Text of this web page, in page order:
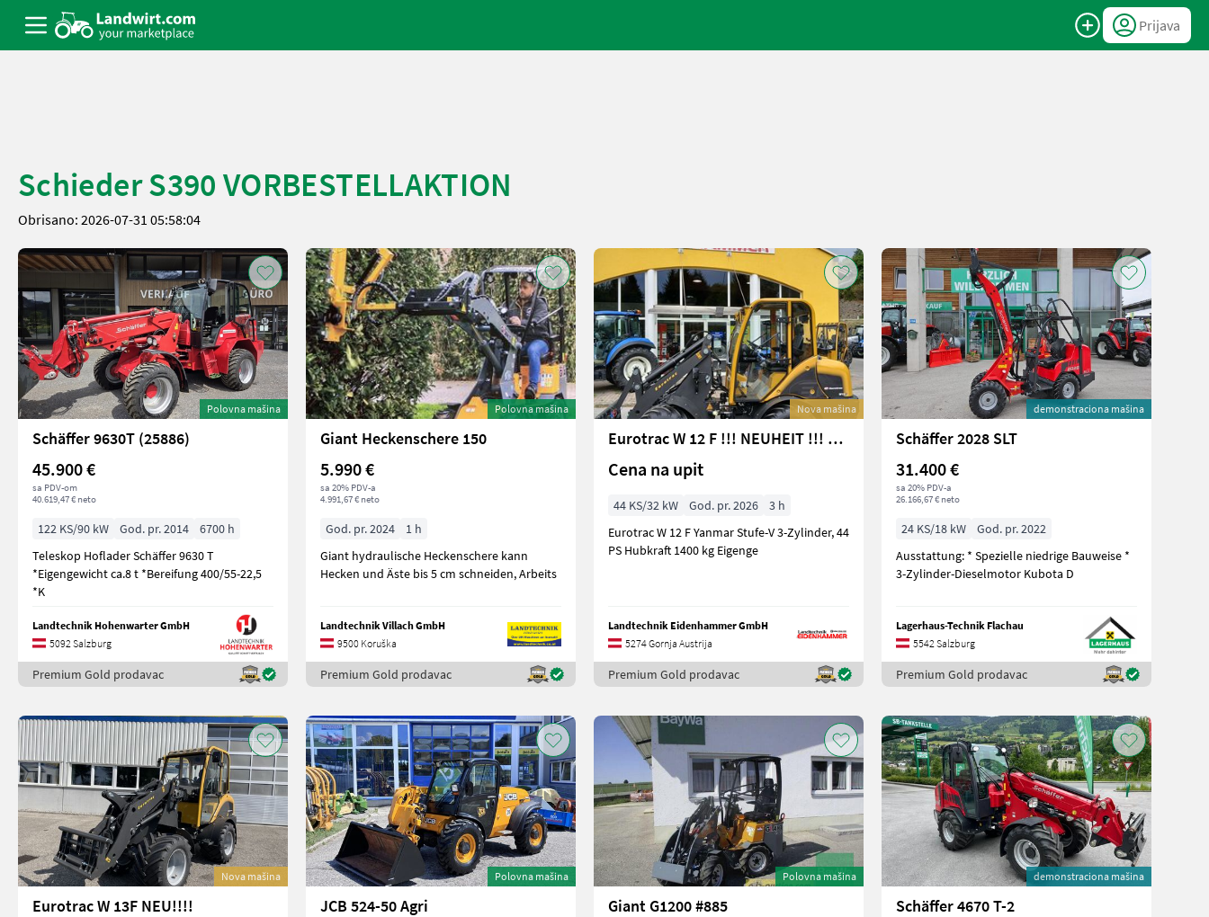
Prijava
Schieder S390 VORBESTELLAKTION
Obrisano: 2026-07-31 05:58:04
Polovna mašina
Schäffer 9630T (25886)
45.900 €
sa PDV-om
40.619,47 € neto
122 KS/90 kW God. pr. 2014
6700 h
Teleskop Hoflader Schäffer 9630 T
*Eigengewicht ca.8 t *Bereifung 400/55-22,5
*K
Landtechnik Hohenwarter GmbH
5092 Salzburg
Premium Gold prodavac
Polovna mašina
Giant Heckenschere 150
5.990 €
sa 20% PDV-a
4.991,67 € neto
God. pr. 2024
1 h
Giant hydraulische Heckenschere kann
Hecken und Äste bis 5 cm schneiden, Arbeits
Landtechnik Villach GmbH
9500 Koruška
Premium Gold prodavac
Nova mašina
Eurotrac W 12 F !!! NEUHEIT !!! Prompt Verfügbar
Cena na upit
44 KS/32 kW God. pr. 2026
3 h
Eurotrac W 12 F Yanmar Stufe-V 3-Zylinder, 44
PS Hubkraft 1400 kg Eigenge
Landtechnik Eidenhammer GmbH
5274 Gornja Austrija
Premium Gold prodavac
demonstraciona mašina
Schäffer 2028 SLT
31.400 €
sa 20% PDV-a
26.166,67 € neto
24 KS/18 kW
God. pr. 2022
Ausstattung: * Spezielle niedrige Bauweise *
3-Zylinder-Dieselmotor Kubota D
Lagerhaus-Technik Flachau
5542 Salzburg
Premium Gold prodavac
Nova mašina
Eurotrac W 13F NEU!!!!
Polovna mašina
JCB 524-50 Agri
Polovna mašina
Giant G1200 #885
demonstraciona mašina
Schäffer 4670 T-2